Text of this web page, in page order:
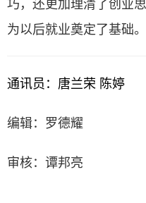
巧，还更加理清了创业
为以后就业奠定了基础。
通讯员：唐兰荣 陈婷
编辑：罗德耀
审核：谭邦亮